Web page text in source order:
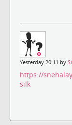
Yesterday 20:11 by
https://
silk